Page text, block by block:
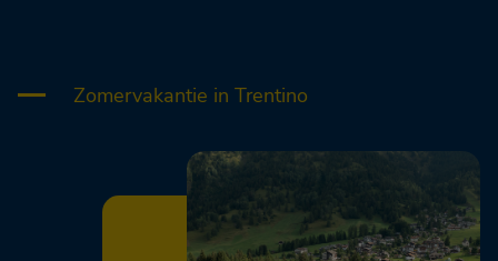
Zomervakantie in Trentino